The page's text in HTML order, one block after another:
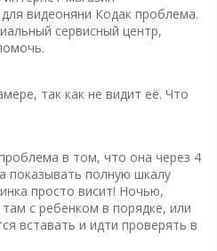
видеоняни Кодак проблема.
сервисный центр,
так как не видит её. Что
в том, что она через 4
показывать полную шкалу
просто висит! Ночью,
с ребенком в порядке, или
вставать и идти проверять в